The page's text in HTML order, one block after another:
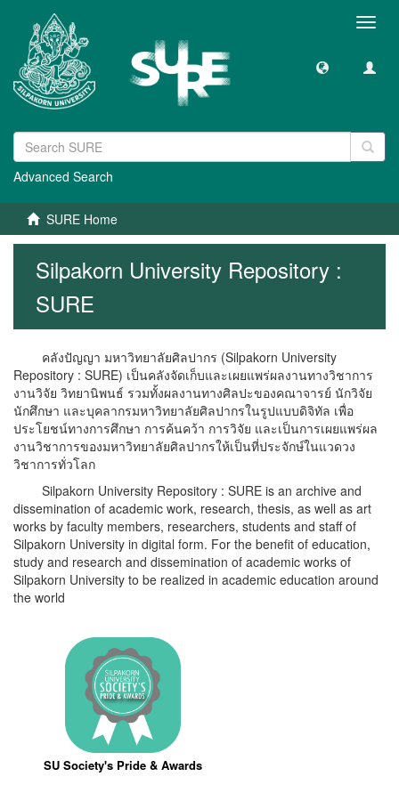
Advanced Search
SURE Home
Silpakorn University Repository :
SURE
คลังปัญญา มหาวิทยาลัยศิลปากร (Silpakorn University
Repository : SURE) เป็นคลังจัดเก็บและเผยแพร่ผลงานทางวิชาการ
งานวิจัย วิทยานิพนธ์ รวมทั้งผลงานทางศิลปะของคณาจารย์ นักวิจัย
นักศึกษา และบุคลากรมหาวิทยาลัยศิลปากรในรูปแบบดิจิทัล เพื่อ
ประโยชน์ทางการศึกษา การค้นคว้า การวิจัย และเป็นการเผยแพร่ผล
งานวิชาการของมหาวิทยาลัยศิลปากรให้เป็นที่ประจักษ์ในแวดวง
วิชาการทั่วโลก
Silpakorn University Repository : SURE is an archive and
dissemination of academic work, research, thesis, as well as art
works by faculty members, researchers, students and staff of
Silpakorn University in digital form. For the benefit of education,
study and research and dissemination of academic works of
Silpakorn University to be realized in academic education around
the world
SU Society's Pride & Awards